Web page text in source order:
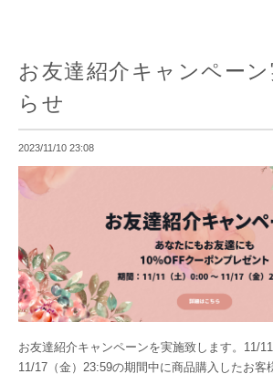
お友達紹介キャンペー
らせ
2023/11/10 23:08
お友達紹介キャンペーンを実施致します。11/
11/17（金）23:59の期間中に商品購入したお客